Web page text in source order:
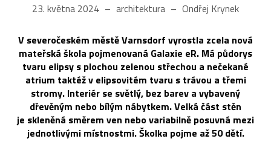
23. května 2024 architektura Ondřej Krynek
V severočeském městě Varnsdorf vyrostla zcela nová
mateřská škola pojmenovaná Galaxie eR. Má půdorys
tvaru elipsy s plochou zelenou střechou a nečekané
atrium taktéž v elipsovitém tvaru s trávou a třemi
stromy. Interiér se světlý, bez barev a vybavený
dřevěným nebo bílým nábytkem. Velká část stěn
je skleněná směrem ven nebo variabilně posuvná mezi
jednotlivými místnostmi. Školka pojme až 50 dětí.